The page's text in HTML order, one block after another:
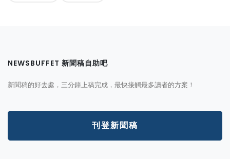
NEWSBUFFET 新聞稿自助吧
新聞稿的好去處，三分鐘上稿完成，最快接觸最多讀者的方案！
刊登新聞稿